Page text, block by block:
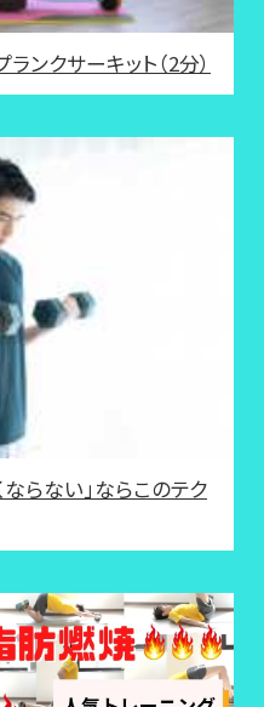
ンクサーキット（2分）
らない」ならこのテク